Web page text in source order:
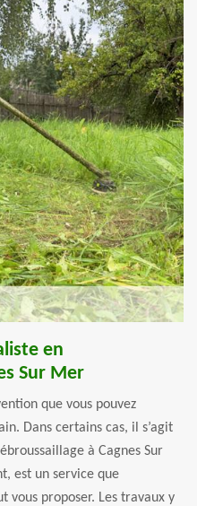
en
Sur Mer
que vous pouvez
Dans certains cas, il s’agit
à Cagnes Sur
est un service que
vous proposer. Les travaux y